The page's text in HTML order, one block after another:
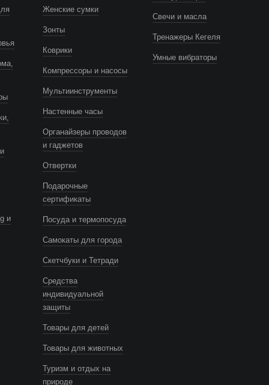
и
Женские сумки
Зонты
Коврики
Компрессоры и насосы
Мультиинструменты
Настенные часы
Органайзеры проводов
и гаджетов
Отвертки
Подарочные
сертификаты
Посуда и термопосуда
Самокаты для города
Скетчбуки и Тетради
Средства
индивидуальной
защиты
Товары для детей
Товары для животных
Туризм и отдых на
природе
Свечи и масла
Тренажеры Кегеля
Умные вибраторы